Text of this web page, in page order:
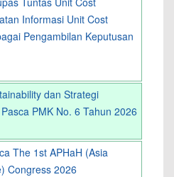
Informasi Unit Cost
Pengambilan Keputusan
dan Strategi
PMK No. 6 Tahun 2026
The 1st APHaH (Asia
Congress 2026